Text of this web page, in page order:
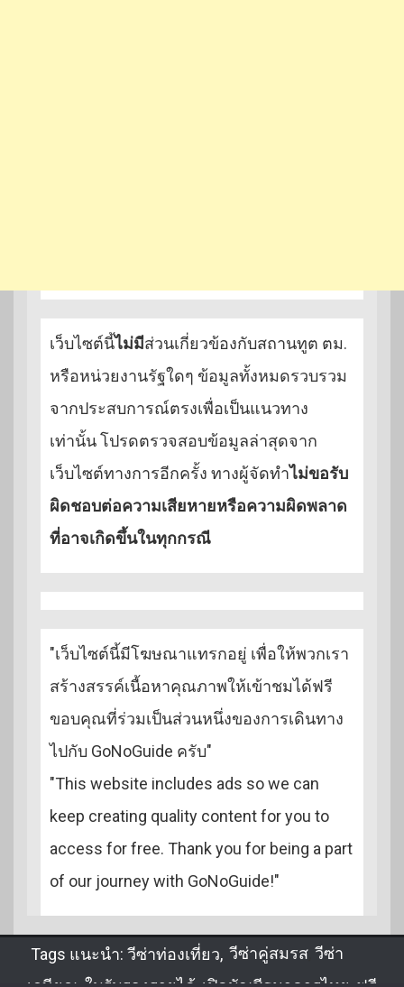
เว็บไซต์นี้ไม่มีส่วนเกี่ยวข้องกับสถานทูต ตม.
หรือหน่วยงานรัฐใดๆ ข้อมูลทั้งหมดรวบรวม
จากประสบการณ์ตรงเพื่อเป็นแนวทาง
เท่านั้น โปรดตรวจสอบข้อมูลล่าสุดจาก
เว็บไซต์ทางการอีกครั้ง ทางผู้จัดทำไม่ขอรับ
ผิดชอบต่อความเสียหายหรือความผิดพลาด
ที่อาจเกิดขึ้นในทุกกรณี
"เว็บไซต์นี้มีโฆษณาแทรกอยู่ เพื่อให้พวกเรา
สร้างสรรค์เนื้อหาคุณภาพให้เข้าชมได้ฟรี
ขอบคุณที่ร่วมเป็นส่วนหนึ่งของการเดินทาง
ไปกับ GoNoGuide ครับ"
"This website includes ads so we can
keep creating quality content for you to
access for free. Thank you for being a part
of our journey with GoNoGuide!"
Tags แนะนำ: วีซ่าท่องเที่ยว, วีซ่าคู่สมรส ,วีซ่า